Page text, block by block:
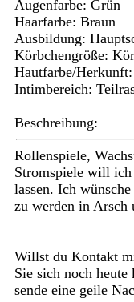
Augenfarbe: Grün
Haarfarbe: Braun
Ausbildung:
Körbchengröße:
Hautfarbe/
Intimbereich:
Beschreibung:
Rollenspiele,
Stromspiele will
lassen. Ich
zu werden in Arsch
Willst du Kontakt
Sie sich noch heute
sende eine geile